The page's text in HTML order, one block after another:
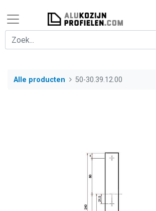
Alle producten 50-30.39.12.00